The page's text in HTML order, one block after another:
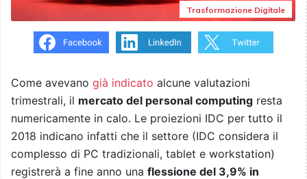
Trasformazione Digitale
Come avevano già indicato alcune valutazioni
trimestrali, il mercato del personal computing resta
numericamente in calo. Le proiezioni IDC per tutto il
2018 indicano infatti che il settore (IDC considera il
complesso di PC tradizionali, tablet e workstation)
registrerà a fine anno una flessione del 3,9% in